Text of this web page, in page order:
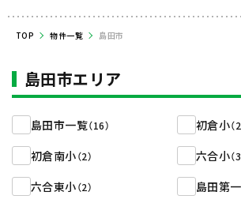
TOP 物件一覧 島田市
島田市エリア
島田市一覧（16） 初倉小（
初倉南小（2） 六合小（
六合東小（2） 島田第